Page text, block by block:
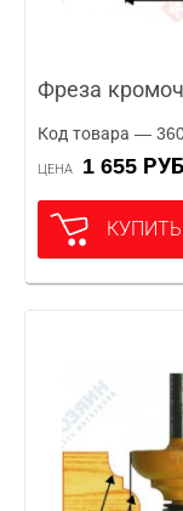
Фреза
Код товара —
ЦЕНА 1 655
КУПИТЬ